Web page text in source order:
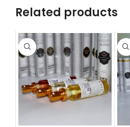
Related products